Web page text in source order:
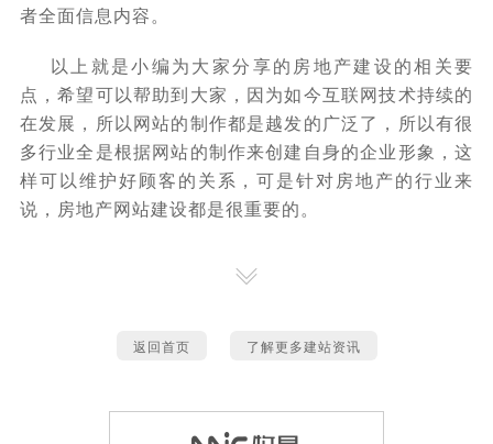
者全面信息内容。
以上就是小编为大家分享的房地产建设的相关要
点，希望可以帮助到大家，因为如今互联网技术持续的
在发展，所以网站的制作都是越发的广泛了，所以有很
多行业全是根据网站的制作来创建自身的企业形象，这
样可以维护好顾客的关系，可是针对房地产的行业来
说，房地产网站建设都是很重要的。
返回首页 了解更多建站资讯